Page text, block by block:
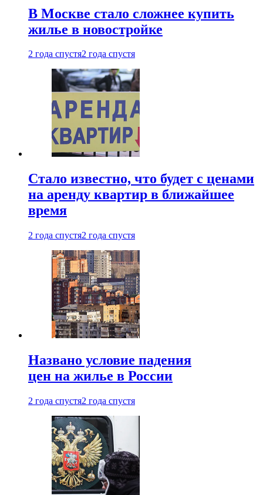
В Москве стало сложнее купить
жилье в новостройке
2 года спустя2 года спустя
Стало известно, что будет с ценами
на аренду квартир в ближайшее
время
2 года спустя2 года спустя
Названо условие падения
цен на жилье в России
2 года спустя2 года спустя